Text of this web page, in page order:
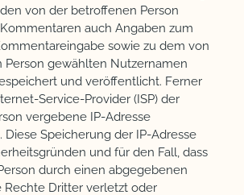
von der betroffenen Person
auch Angaben zum
sowie zu dem von
Person gewählten Nutzernamen
und veröffentlicht. Ferner
Service-Provider (ISP) der
vergebene IP-Adresse
Speicherung der IP-Adresse
und für den Fall, dass
durch einen abgegebenen
Rechte Dritter verletzt oder